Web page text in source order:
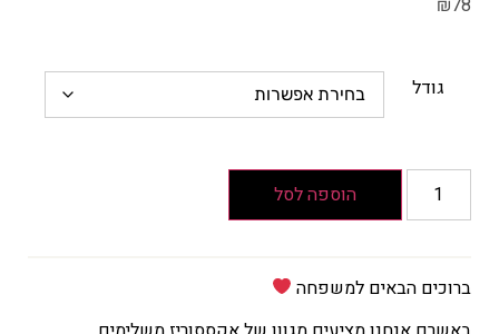
₪78
גודל
הוספה לסל
ברוכים הבאים למשפחה